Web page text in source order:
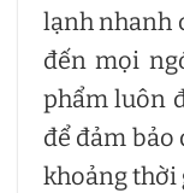
lạnh nhanh
đến mọi
phẩm luôn
để đảm
khoảng thời